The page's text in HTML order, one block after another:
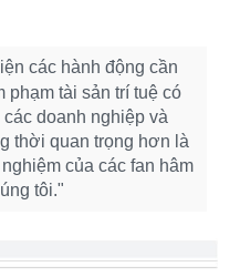
các hành động cần
phạm tài sản trí tuệ có
doanh nghiệp và
thời quan trọng hơn là
của các fan hâm
tôi."